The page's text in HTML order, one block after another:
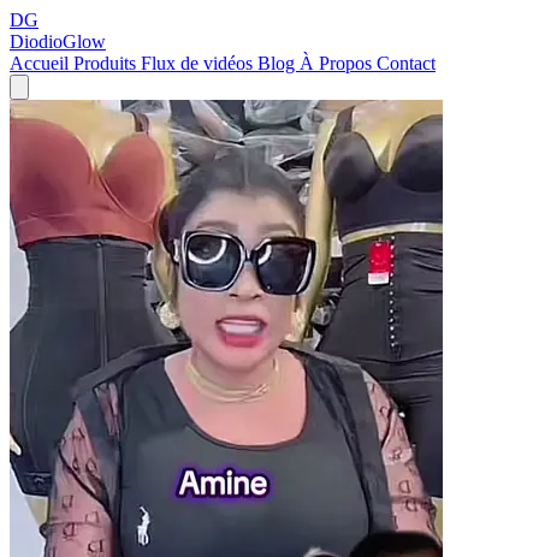
DG
DiodioGlow
Accueil Produits Flux de vidéos Blog À Propos Contact